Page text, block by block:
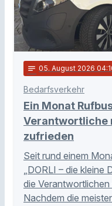
notes 05. August 2026
Bedarfsverkehr
Ein Monat
Verantwortliche
zufrieden
Seit rund einem
„DORLI – die
die
Nachdem die